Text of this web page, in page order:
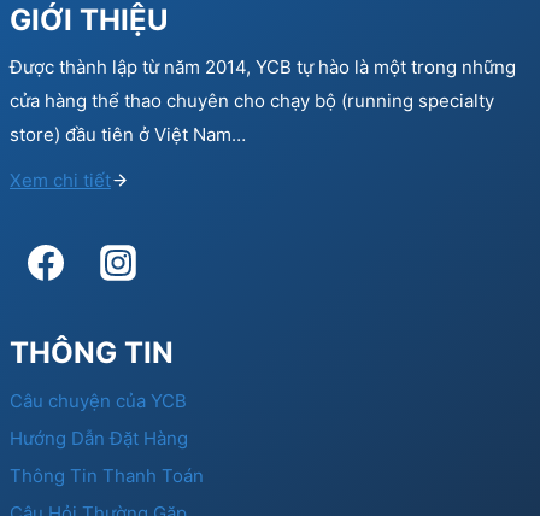
GIỚI THIỆU
Được thành lập từ năm 2014, YCB tự hào là một trong những
cửa hàng thể thao chuyên cho chạy bộ (running specialty
store) đầu tiên ở Việt Nam…
Xem chi tiết
THÔNG TIN
Câu chuyện của YCB
Hướng Dẫn Đặt Hàng
Thông Tin Thanh Toán